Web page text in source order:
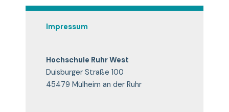
Impressum
Hochschule Ruhr West
Duisburger Straße 100
45479 Mülheim an der Ruhr